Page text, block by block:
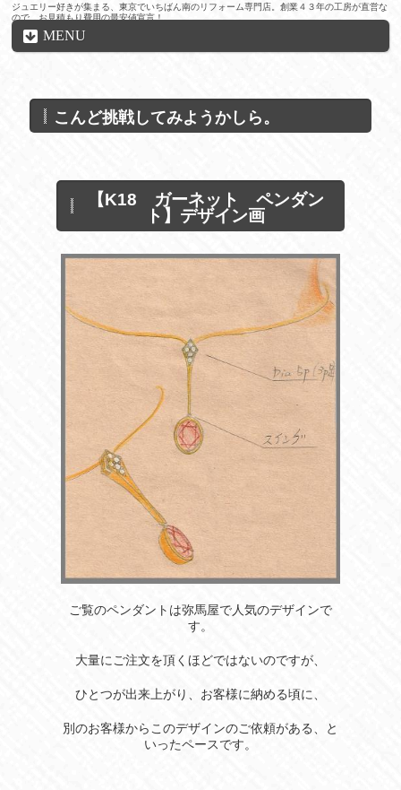
ジュエリー好きが集まる、東京でいちばん南のリフォーム専門店。創業４３年の工房が直営な
ので、お見積もり費用の最安値宣言！
MENU
こんど挑戦してみようかしら。
【K18 ガーネット ペンダン
ト】デザイン画
ご覧のペンダントは弥馬屋で人気のデザインで
す。
大量にご注文を頂くほどではないのですが、
ひとつが出来上がり、お客様に納める頃に、
別のお客様からこのデザインのご依頼がある、と
いったペースです。